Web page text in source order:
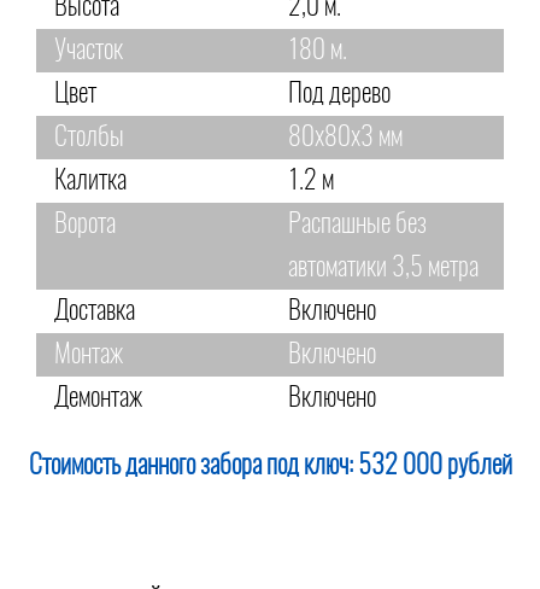
Высота
2,0 м.
Участок
180 м.
Цвет
Под дерево
Столбы
80х80х3 мм
Калитка
1.2 м
Ворота
Распашные без
автоматики 3,5 метра
Доставка
Включено
Монтаж
Включено
Демонтаж
Включено
Стоимость данного забора под ключ: 532 000 рублей